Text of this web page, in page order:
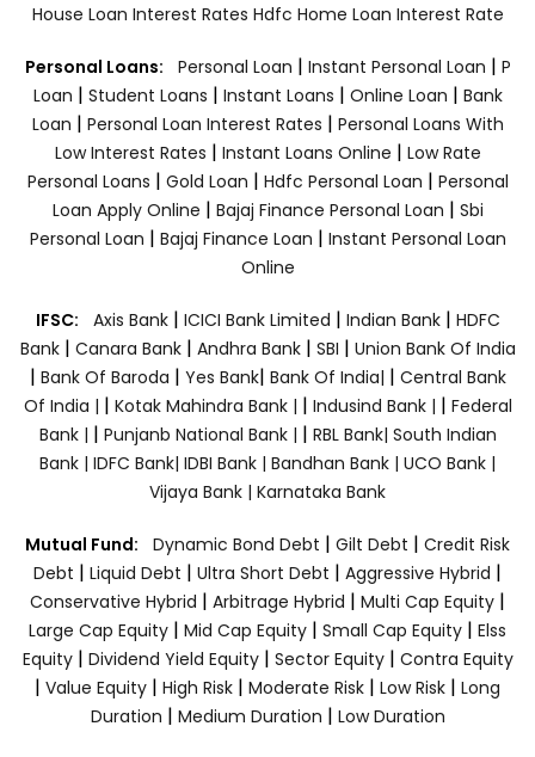
House Loan Interest Rates Hdfc Home Loan Interest Rate
Personal Loans: Personal Loan | Instant Personal Loan | P
Loan | Student Loans | Instant Loans | Online Loan | Bank
Loan | Personal Loan Interest Rates | Personal Loans With
Low Interest Rates | Instant Loans Online | Low Rate
Personal Loans | Gold Loan | Hdfc Personal Loan | Personal
Loan Apply Online | Bajaj Finance Personal Loan | Sbi
Personal Loan | Bajaj Finance Loan | Instant Personal Loan
Online
IFSC: Axis Bank | ICICI Bank Limited | Indian Bank | HDFC
Bank| Canara Bank | Andhra Bank| SBI | Union Bank Of India
| Bank Of Baroda | Yes Bank| Bank Of India| | Central Bank
Of India | | Kotak Mahindra Bank | | Indusind Bank | | Federal
Bank | | Punjanb National Bank | | RBL Bank| South Indian
Bank | IDFC Bank| IDBI Bank | Bandhan Bank | UCO Bank |
Vijaya Bank | Karnataka Bank
Mutual Fund: Dynamic Bond Debt | Gilt Debt | Credit Risk
Debt | Liquid Debt | Ultra Short Debt | Aggressive Hybrid |
Conservative Hybrid | Arbitrage Hybrid | Multi Cap Equity |
Large Cap Equity | Mid Cap Equity | Small Cap Equity | Elss
Equity| Dividend Yield Equity| Sector Equity | Contra Equity
| Value Equity | High Risk | Moderate Risk | Low Risk | Long
Duration | Medium Duration | Low Duration